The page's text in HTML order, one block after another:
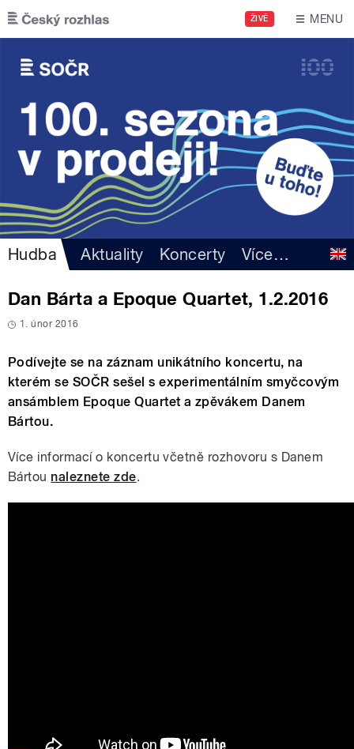
Přejít k hlavnímu obsahu
ŽIVĚ MENU
Hudba Aktuality Koncerty Více…
Dan Bárta a Epoque Quartet, 1.2.2016
1. únor 2016
Podívejte se na záznam unikátního koncertu, na
kterém se SOČR sešel s experimentálním smyčcovým
ansámblem Epoque Quartet a zpěvákem Danem
Bártou.
Více informací o koncertu včetně rozhovoru s Danem
Bártou naleznete zde.